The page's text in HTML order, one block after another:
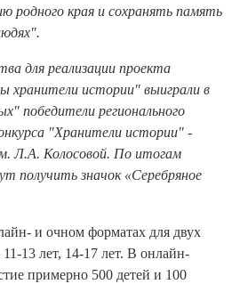
родного края и сохранять память
для реализации проекта
истории" выиграли в
победители регионального
"Хранители истории" -
Л.А. Колосовой. По итогам
получить значок «Серебряное
и очном форматах для двух
13 лет, 14-17 лет. В онлайн-
примерно 500 детей и 100